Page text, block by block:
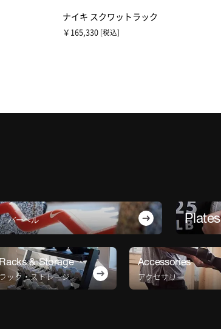
ナイキ スクワットラック
￥165,330 [税込]
バーベル Plates
Racks & Storage
ック・ストレージ
Accessories
アクセサリー